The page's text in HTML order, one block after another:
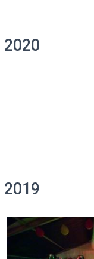
2020
2019